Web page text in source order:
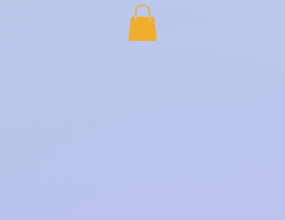
İadenizi Aras Kargo ile bize
İadelerde kargo ücretini gönderici